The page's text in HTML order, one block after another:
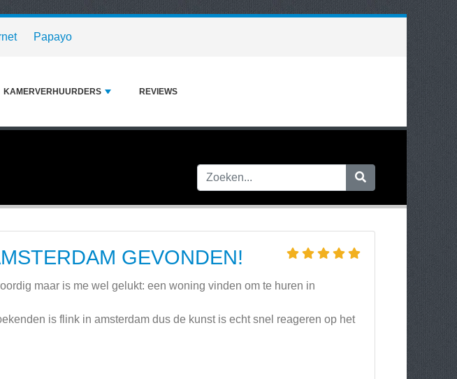
Papayo
KAMERVERHUURDERS REVIEWS
GEVONDEN!
maar is me wel gelukt: een woning vinden om te huren in
is flink in amsterdam dus de kunst is echt snel reageren op het